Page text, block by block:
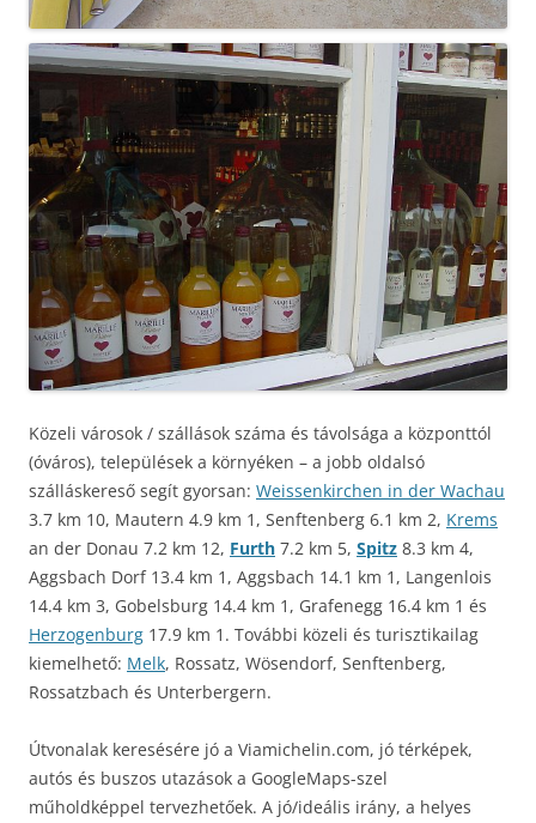
Közeli városok / szállások száma és távolsága a központtól
(óváros), települések a környéken – a jobb oldalsó
szálláskereső segít gyorsan: Weissenkirchen in der Wachau
3.7 km 10, Mautern 4.9 km 1, Senftenberg 6.1 km 2, Krems
an der Donau 7.2 km 12, Furth 7.2 km 5, Spitz 8.3 km 4,
Aggsbach Dorf 13.4 km 1, Aggsbach 14.1 km 1, Langenlois
14.4 km 3, Gobelsburg 14.4 km 1, Grafenegg 16.4 km 1 és
Herzogenburg 17.9 km 1. További közeli és turisztikailag
kiemelhető: Melk, Rossatz, Wösendorf, Senftenberg,
Rossatzbach és Unterbergern.
Útvonalak keresésére jó a Viamichelin.com, jó térképek,
autós és buszos utazások a GoogleMaps-szel
műholdképpel tervezhetőek. A jó/ideális irány, a helyes